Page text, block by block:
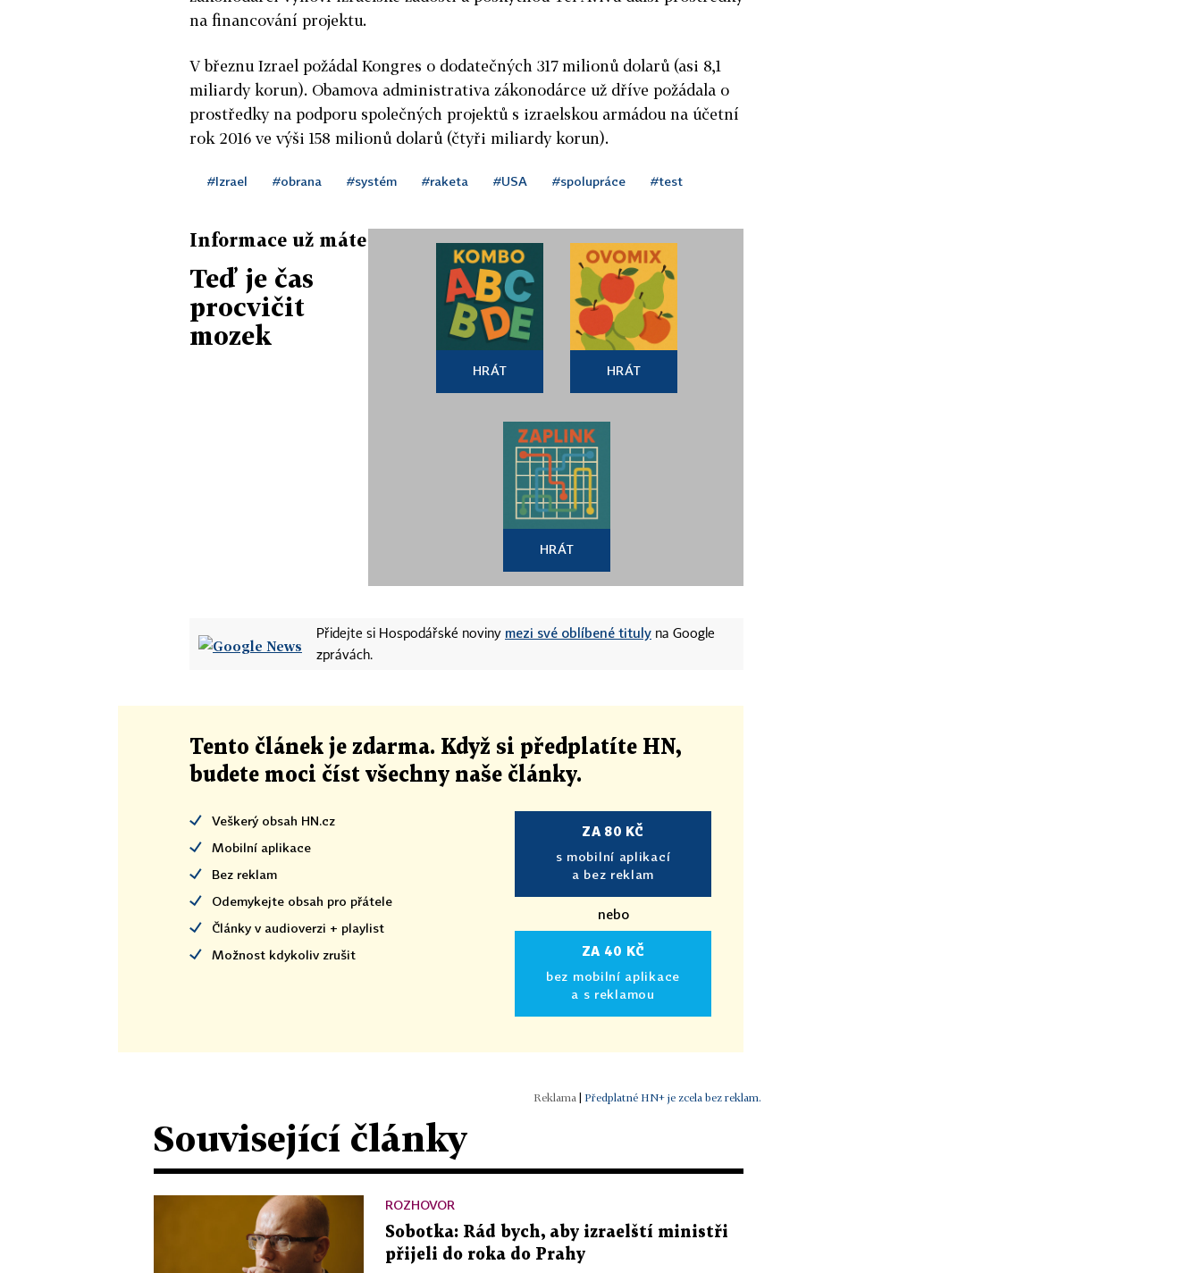
na financování projektu.
V březnu Izrael požádal Kongres o dodatečných 317 milionů dolarů (asi 8,1
miliardy korun). Obamova administrativa zákonodárce už dříve požádala o
prostředky na podporu společných projektů s izraelskou armádou na účetní
rok 2016 ve výši 158 milionů dolarů (čtyři miliardy korun).
#Izrael #obrana #systém #raketa #USA #spolupráce #test
Informace už máte
Teď je čas
procvičit
mozek
HRÁT HRÁT
HRÁT
Přidejte si Hospodářské noviny mezi své oblíbené tituly na Google
zprávách.
Tento článek je zdarma. Když si předplatíte HN,
budete moci číst všechny naše články.
Veškerý obsah HN.cz
Mobilní aplikace
Bez reklam
Odemykejte obsah pro přátele
Články v audioverzi + playlist
Možnost kdykoliv zrušit
ZA 80 KČ
s mobilní aplikací
a bez reklam
nebo
ZA 40 KČ
bez mobilní aplikace
a s reklamou
| Předplatné HN+ je zcela bez reklam.
Související články
ROZHOVOR
Sobotka: Rád bych, aby izraelští ministři
přijeli do roka do Prahy